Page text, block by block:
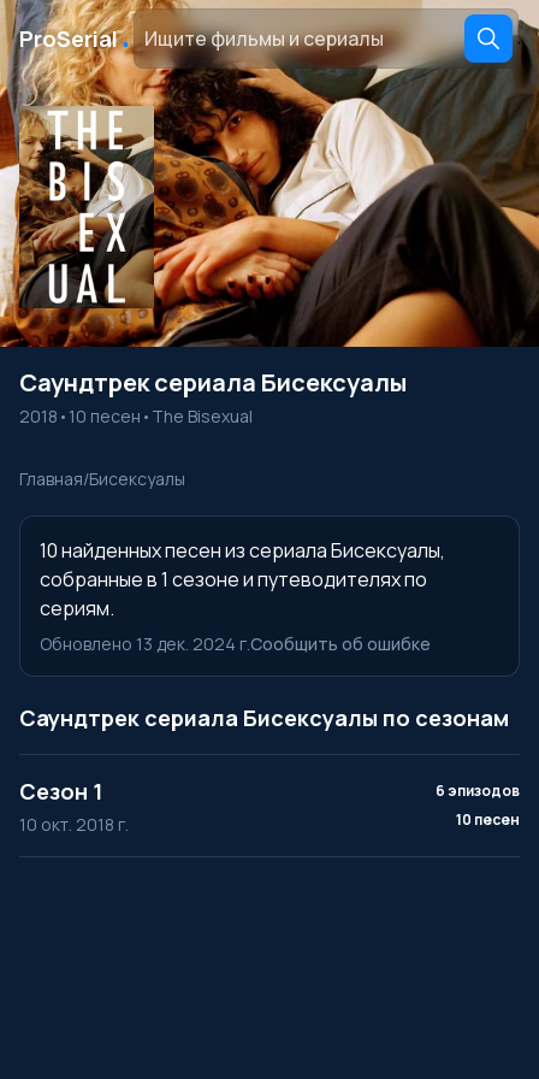
ProSerial․
Саундтрек сериала Бисексуалы
2018 • 10 песен • The Bisexual
Главная/Бисексуалы
10 найденных песен из сериала Бисексуалы,
собранные в 1 сезоне и путеводителях по
сериям.
Обновлено 13 дек. 2024 г.Сообщить об ошибке
Саундтрек сериала Бисексуалы по сезонам
Сезон 1
10 окт. 2018 г.
6 эпизодов
10 песен